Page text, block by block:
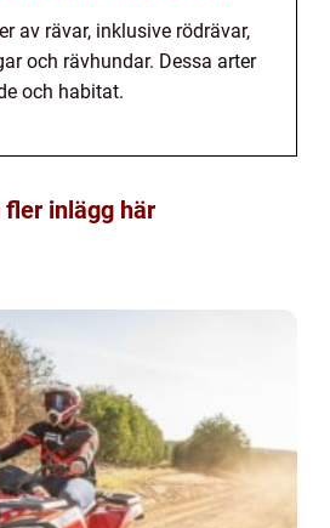
av rävar, inklusive rödrävar,
och rävhundar. Dessa arter
och habitat.
fler inlägg här